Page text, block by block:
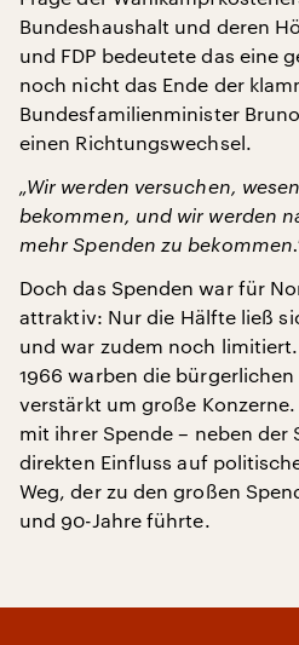
Bundeshaushalt und deren
und FDP bedeutete das eine
noch nicht das Ende der
Bundesfamilienminister
einen Richtungswechsel.
„Wir werden versuchen,
bekommen, und wir werden
mehr Spenden zu
Doch das Spenden war für
attraktiv: Nur die Hälfte ließ
und war zudem noch
1966 warben die
verstärkt um große
mit ihrer Spende – neben der
direkten Einfluss auf
Weg, der zu den großen
und 90-Jahre führte.